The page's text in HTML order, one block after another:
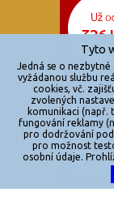
Jakékoliv užití
Tyto
Jedná se o nezbytné
vyžádanou službu
cookies, vč.
zvolených
komunikaci (např.
fungování reklamy
pro dodržování
pro možnost
osobní údaje.